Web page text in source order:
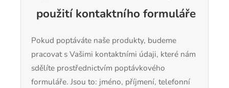
použití kontaktního formuláře
Pokud poptáváte naše produkty, budeme
pracovat s Vašimi kontaktními údaji, které nám
sdělíte prostřednictvím poptávkového
formuláře. Jsou to: jméno, příjmení, telefonní